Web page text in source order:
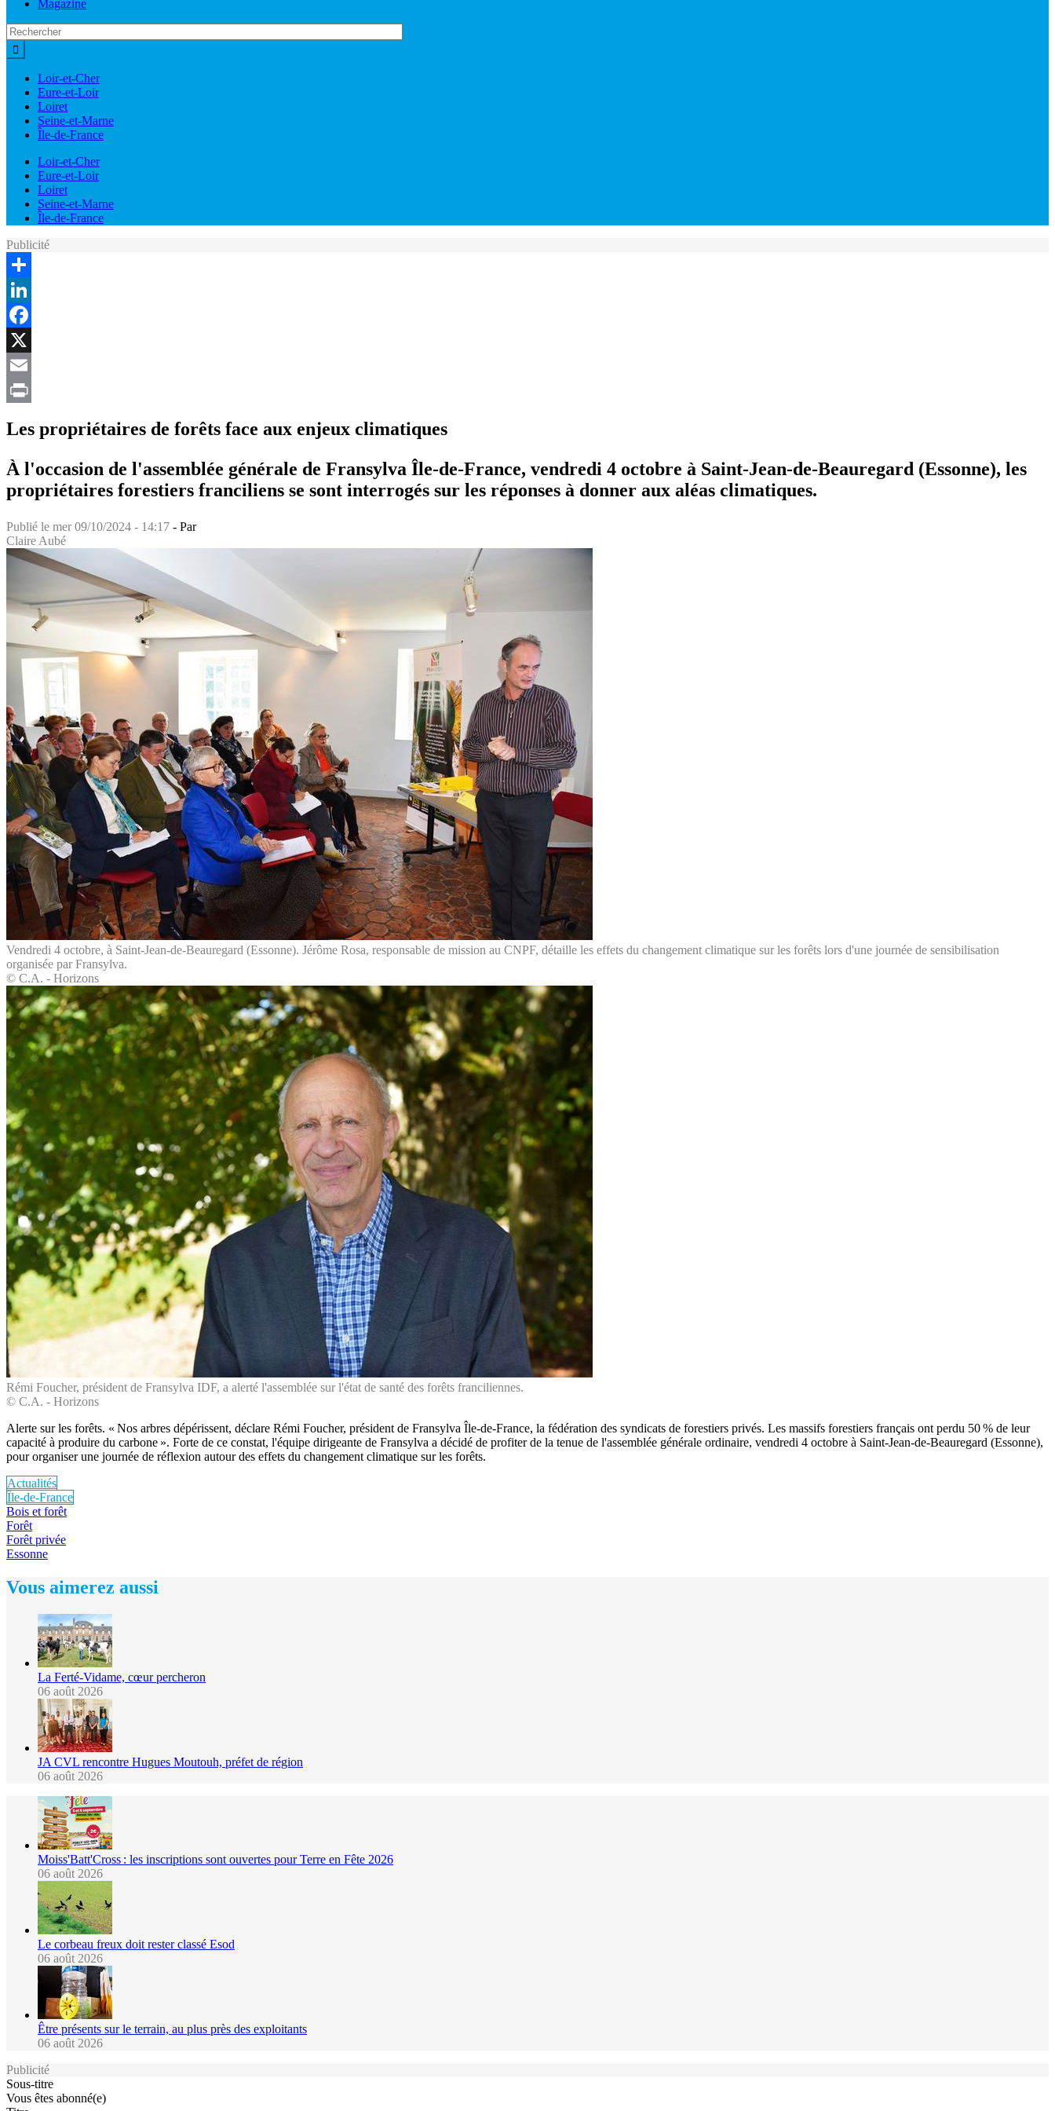
Magazine
Loir-et-Cher
Eure-et-Loir
Loiret
Seine-et-Marne
Île-de-France
Loir-et-Cher
Eure-et-Loir
Loiret
Seine-et-Marne
Île-de-France
Publicité
Share
LinkedIn
Facebook
X
Email
Les propriétaires de forêts face aux enjeux climatiques
À l'occasion de l'assemblée générale de Fransylva Île-de-France, vendredi 4 octobre à Saint-Jean-de-Beauregard (Essonne), les
propriétaires forestiers franciliens se sont interrogés sur les réponses à donner aux aléas climatiques.
Publié le mer 09/10/2024 - 14:17 - Par
Claire Aubé
Vendredi 4 octobre, à Saint-Jean-de-Beauregard (Essonne). Jérôme Rosa, responsable de mission au CNPF, détaille les effets du changement climatique sur les forêts lors d'une journée de sensibilisation
organisée par Fransylva.
© C.A. - Horizons
Rémi Foucher, président de Fransylva IDF, a alerté l'assemblée sur l'état de santé des forêts franciliennes.
© C.A. - Horizons
Alerte sur les forêts. « Nos arbres dépérissent, déclare Rémi Foucher, président de Fransylva Île-de-France, la fédération des syndicats de forestiers privés. Les massifs forestiers français ont perdu 50 % de leur
capacité à produire du carbone ». Forte de ce constat, l'équipe dirigeante de Fransylva a décidé de profiter de la tenue de l'assemblée générale ordinaire, vendredi 4 octobre à Saint-Jean-de-Beauregard (Essonne),
pour organiser une journée de réflexion autour des effets du changement climatique sur les forêts.
Actualités
Île-de-France
Bois et forêt
Forêt
Forêt privée
Essonne
Vous aimerez aussi
La Ferté-Vidame, cœur percheron
06 août 2026
JA CVL rencontre Hugues Moutouh, préfet de région
06 août 2026
Moiss'Batt'Cross : les inscriptions sont ouvertes pour Terre en Fête 2026
06 août 2026
Le corbeau freux doit rester classé Esod
06 août 2026
Être présents sur le terrain, au plus près des exploitants
06 août 2026
Publicité
Sous-titre
Vous êtes abonné(e)